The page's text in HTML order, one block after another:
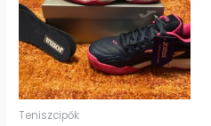
Teniszcipők